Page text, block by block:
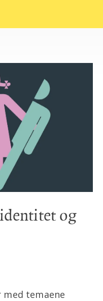
og
med temaene